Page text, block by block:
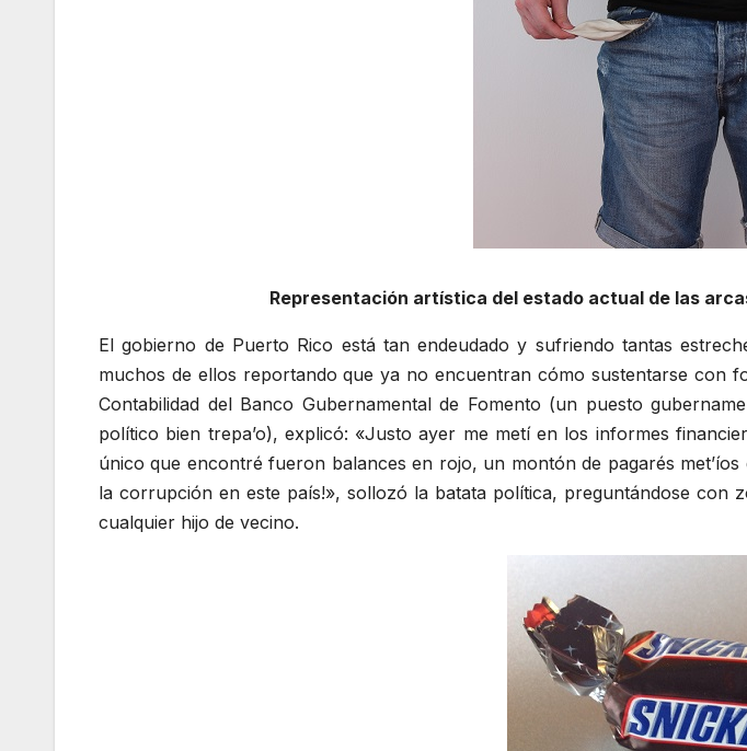
Representación artística del estado actual de las
El gobierno de Puerto Rico está tan endeudado y sufriendo tantas
muchos de ellos reportando que ya no encuentran cómo sustentarse con
Contabilidad del Banco Gubernamental de Fomento (un puesto
político bien trepa’o), explicó: «Justo ayer me metí en los informes
único que encontré fueron balances en rojo, un montón de pagarés
la corrupción en este país!», sollozó la batata política, preguntándose
cualquier hijo de vecino.